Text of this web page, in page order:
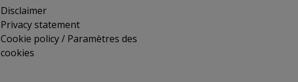
Disclaimer
Privacy statement
Cookie policy/ Paramètres des
cookies